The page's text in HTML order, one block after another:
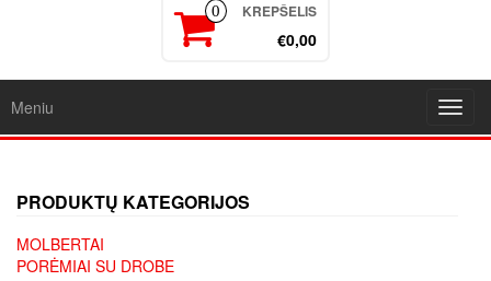
0 KREPŠELIS
€0,00
Meniu
PRODUKTŲ KATEGORIJOS
MOLBERTAI
PORĖMIAI SU DROBE